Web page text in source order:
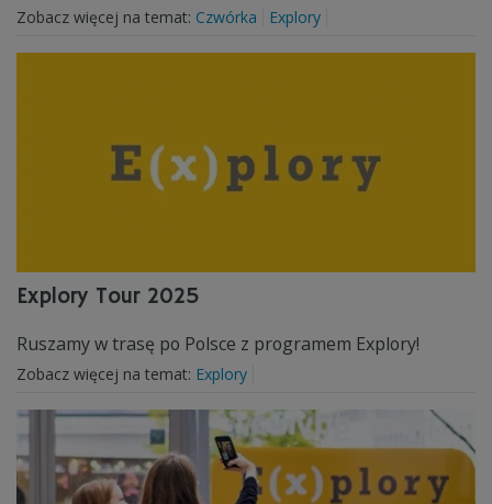
Zobacz więcej na temat: Czwórka Explory
Explory Tour 2025
Ruszamy w trasę po Polsce z programem Explory!
Zobacz więcej na temat: Explory